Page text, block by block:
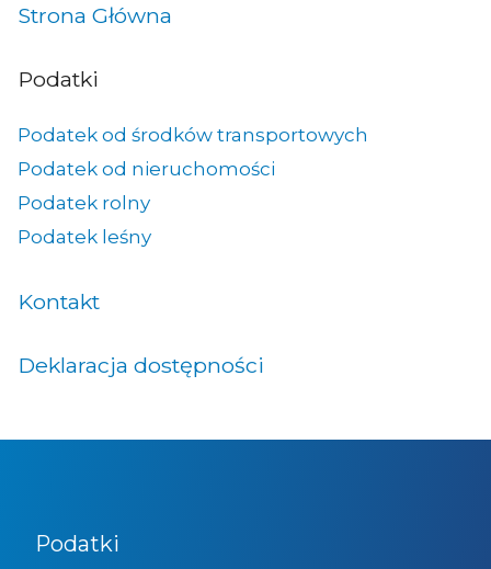
Strona Główna
Podatki
Podatek od środków transportowych
Podatek od nieruchomości
Podatek rolny
Podatek leśny
Kontakt
Deklaracja dostępności
Podatki